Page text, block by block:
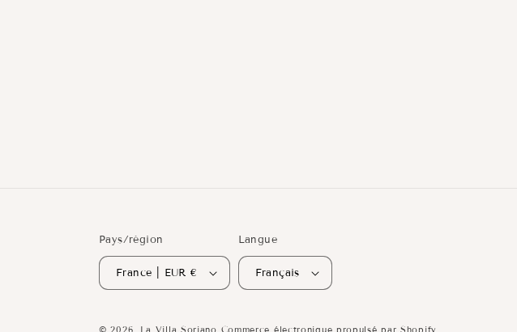
Pays/région
France | EUR €
Langue
Français
© 2026, La Villa Soriano Commerce électronique propulsé par Shopify